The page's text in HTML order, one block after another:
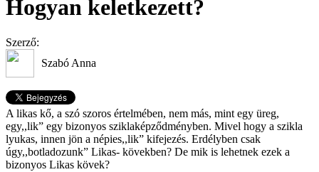
Hogyan keletkezett?
Szerző:
Szabó Anna
A likas kő, a szó szoros értelmében, nem más, mint egy üreg,
egy,,lik” egy bizonyos sziklaképződményben. Mivel hogy a szikla
lyukas, innen jön a népies,,lik” kifejezés. Erdélyben csak
úgy,,botladozunk” Likas- kövekben? De mik is lehetnek ezek a
bizonyos Likas kövek?